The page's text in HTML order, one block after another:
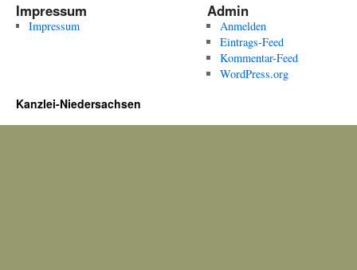
Impressum
Impressum
Admin
Anmelden
Eintrags-Feed
Kommentar-Feed
WordPress.org
Kanzlei-Niedersachsen